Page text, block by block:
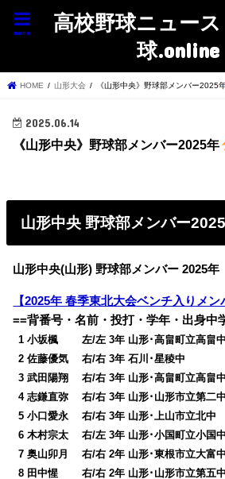
高校野球ニュー
球.online
menu
HOME 山形大会 《山形中央》野球部メンバー2025
2025.06.14
《山形中央》野球部メンバー2025年
山形中央 野球部メンバー
山形中央(山形) 野球部メンバー 2025年
【2025年 春季東北大会ベンチ入りメン
==背番号・名前・投打・学年・出身中
01 小坂楓 左/左 3年 山形･高畠町立高畠中
02 佐藤優気 右/右 3年 石川･星稜中
03 武田陽翔 右/右 3年 山形･高畠町立高畠中
04 志鎌直弥 右/右 3年 山形･山形市立第二中
05 小口愛永 右/右 3年 山形･上山市立北中
06 木村宗太 右/左 3年 山形･小国町立小国中
07 奥山卯月 右/右 2年 山形･東根市立大富中
08 田中惺 右/右 2年 山形･山形市立第五中